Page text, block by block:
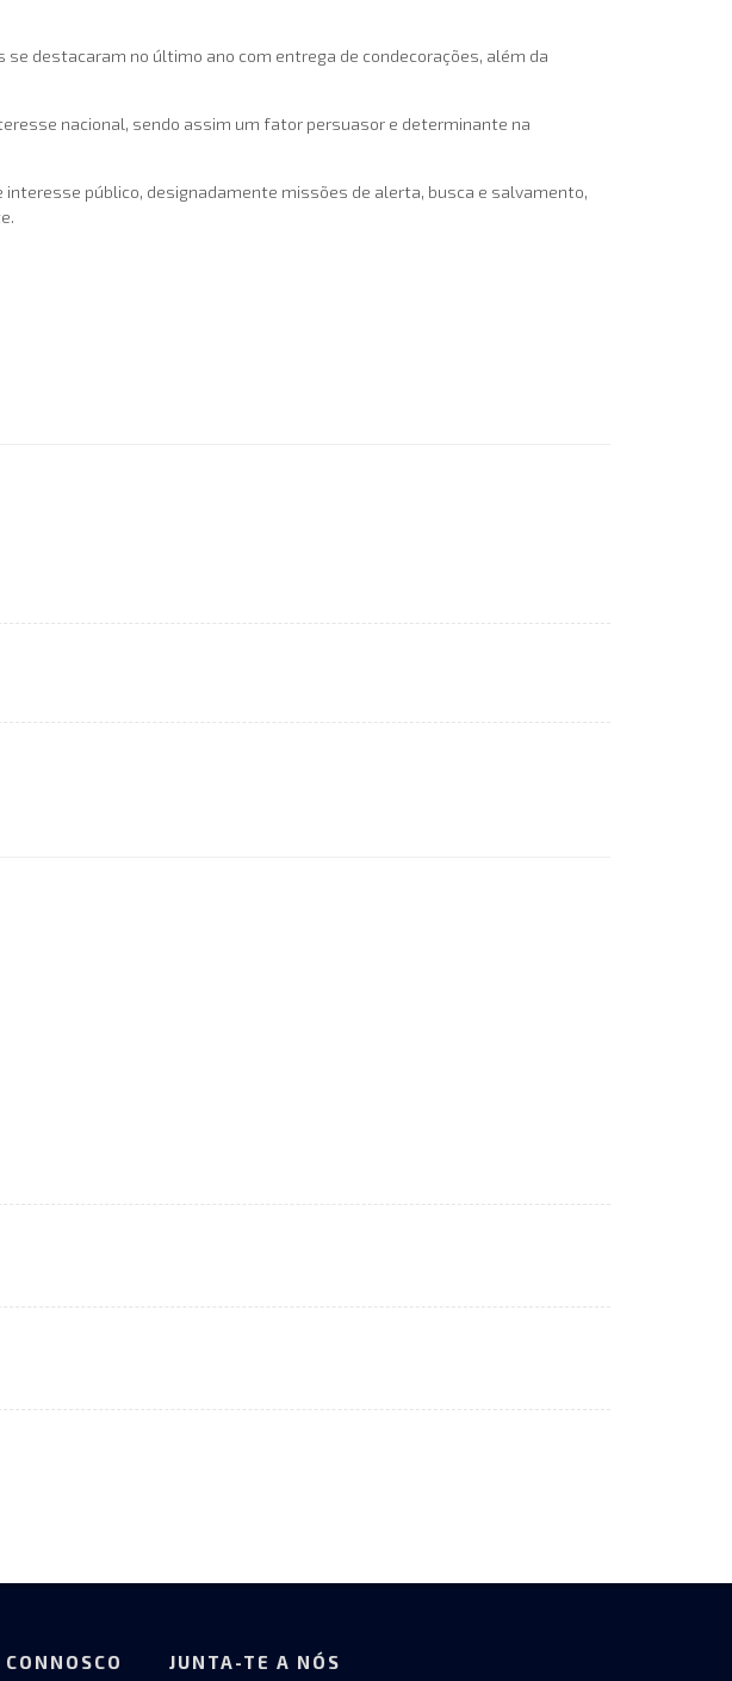
destacaram no último ano com entrega de condecorações, além da
nacional, sendo assim um fator persuasor e determinante na
público, designadamente missões de alerta, busca e salvamento,
JUNTA-TE A NÓS